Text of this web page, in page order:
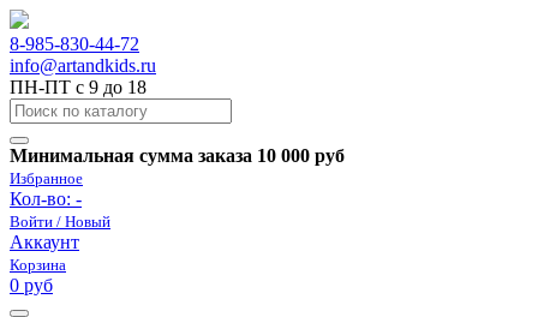
8-985-830-44-72
info@artandkids.ru
ПН-ПТ с 9 до 18
Минимальная сумма заказа 10 000 руб
Избранное
Кол-во: -
Войти / Новый
Аккаунт
Корзина
0 руб